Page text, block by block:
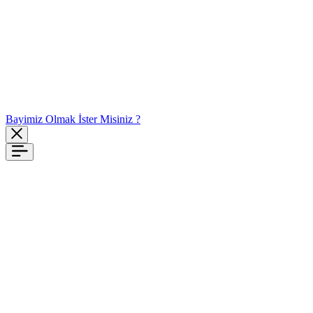
Bayimiz Olmak İster Misiniz ?